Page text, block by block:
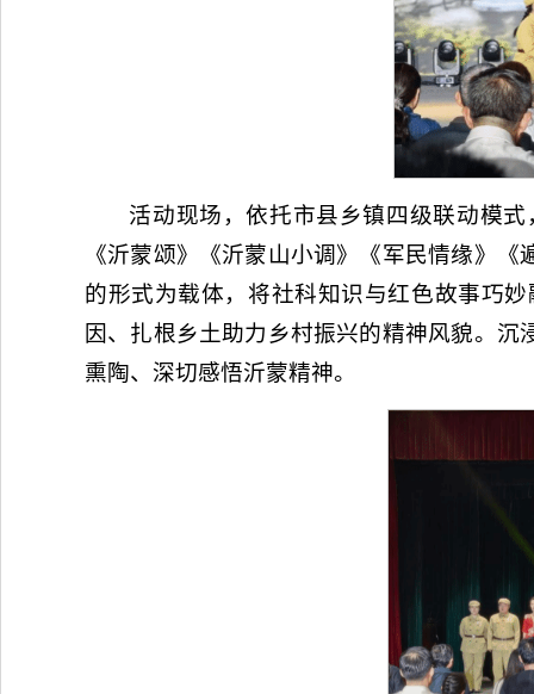
活动现场，依托市县乡镇四级联动模
《沂蒙颂》《沂蒙山小调》《军民情缘》
的形式为载体，将社科知识与红色故事巧
因、扎根乡土助力乡村振兴的精神风貌。
熏陶、深切感悟沂蒙精神。